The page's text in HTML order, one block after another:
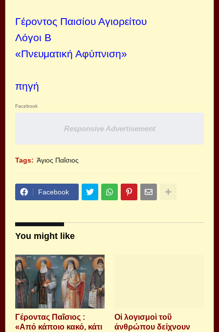
Γέροντος Παισίου Αγιορείτου
Λόγοι Β
«Πνευματική Αφύπνιση»
πηγή
Facebook
Responsive Advertisement
Tags: Άγιος Παΐσιος
Facebook
You might like
Γέροντας Παΐσιος :
«Από κάποιο κακό, κάτι
Οἱ λογισμοὶ τοῦ
ἀνθρώπου δείχνουν